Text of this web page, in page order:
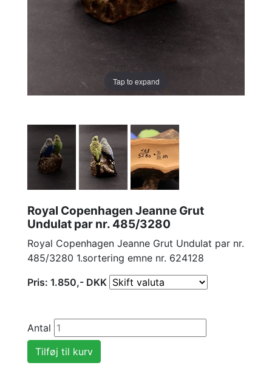
Tap to expand
Royal Copenhagen Jeanne Grut
Undulat par nr. 485/3280
Royal Copenhagen Jeanne Grut Undulat par nr.
485/3280 1.sortering emne nr. 624128
Pris: 1.850,- DKK
Antal